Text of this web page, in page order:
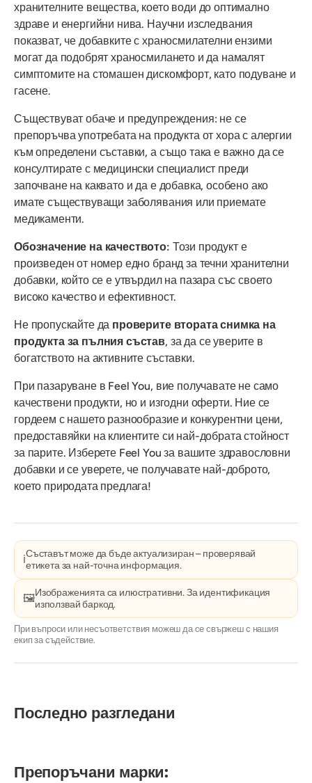
хранителните вещества, което води до оптимално
здраве и енергийни нива. Научни изследвания
показват, че добавките с храносмилателни ензими
могат да подобрят храносмилането и да намалят
симптомите на стомашен дискомфорт, като подуване и
гасене.
Съществуват обаче и предупреждения: не се
препоръчва употребата на продукта от хора с алергии
към определени съставки, а също така е важно да се
консултирате с медицински специалист преди
започване на каквато и да е добавка, особено ако
имате съществуващи заболявания или приемате
медикаменти.
Обозначение на качеството: Този продукт е
произведен от номер едно бранд за течни хранителни
добавки, който се е утвърдил на пазара със своето
високо качество и ефективност.
Не пропускайте да проверите втората снимка на
продукта за пълния състав, за да се уверите в
богатството на активните съставки.
При пазаруване в Feel You, вие получавате не само
качествени продукти, но и изгодни оферти. Ние се
гордеем с нашето разнообразие и конкурентни цени,
предоставяйки на клиентите си най-добрата стойност
за парите. Изберете Feel You за вашите здравословни
добавки и се уверете, че получавате най-доброто,
което природата предлага!
ℹ️Съставът може да бъде актуализиран – проверявай
етикета за най-точна информация.
🖼️Изображенията са илюстративни. За идентификация
използвай баркод.
При въпроси или несъответствия можеш да се свържеш с нашия
екип за съдействие.
Последно разгледани
Препоръчани марки: